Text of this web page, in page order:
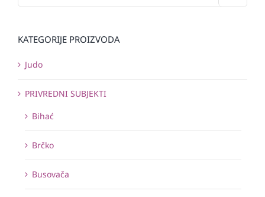
KATEGORIJE PROIZVODA
Judo
PRIVREDNI SUBJEKTI
Bihać
Brčko
Busovača